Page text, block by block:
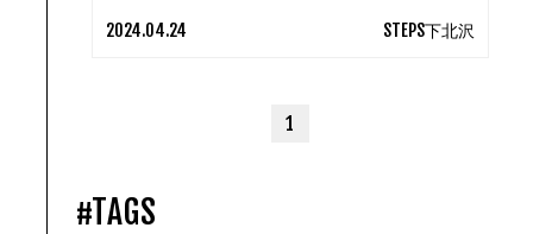
2024.04.24 STEPS下北沢
1
#TAGS